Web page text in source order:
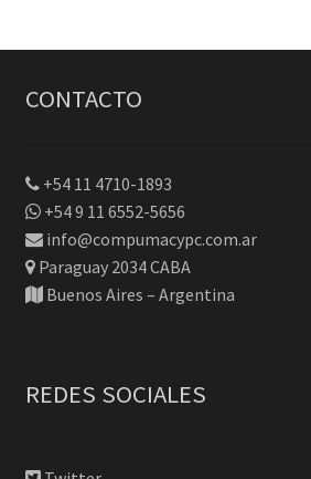
CONTACTO
+54 11 4710-1893
+54 9 11 6552-5656
info@compumacypc.com.ar
Paraguay 2034 CABA
Buenos Aires – Argentina
REDES SOCIALES